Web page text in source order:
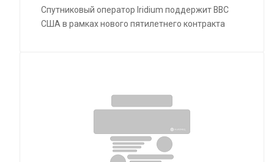
Спутниковый оператор Iridium поддержит ВВС
США в рамках нового пятилетнего контракта